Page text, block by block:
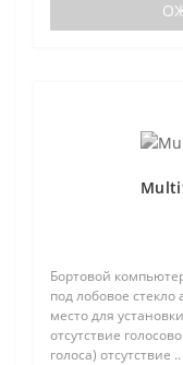
Бортовой
под лобовое
место для
отсутствие
голоса) отсутствие ..